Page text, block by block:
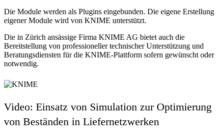
Die Module werden als Plugins eingebunden. Die eigene Erstellung
eigener Module wird von KNIME unterstützt.
Die in Zürich ansässige Firma KNIME AG bietet auch die
Bereitstellung von professioneller technischer Unterstützung und
Beratungsdiensten für die KNIME-Plattform sofern gewünscht oder
notwendig.
Video: Einsatz von Simulation zur Optimierung
von Beständen in Liefernetzwerken